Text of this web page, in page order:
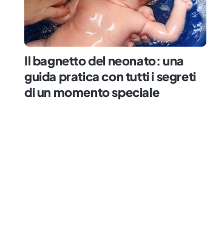
Il bagnetto del neonato: una
guida pratica con tutti i segreti
di un momento speciale